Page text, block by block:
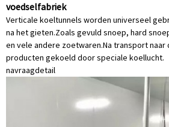
voedselfabriek
Verticale koeltunnels worden universeel
na het gieten.Zoals gevuld snoep, hard
en vele andere zoetwaren.Na transport
producten gekoeld door speciale koellucht.
navraagdetail